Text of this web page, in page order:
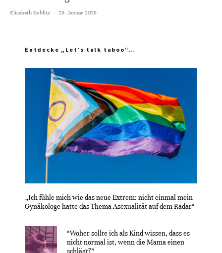
Elisabeth Koblitz · 29. Januar 2026
Entdecke „Let’s talk taboo“…
„Ich fühle mich wie das neue Extrem: nicht einmal mein
Gynäkologe hatte das Thema Asexualität auf dem Radar“
“Woher sollte ich als Kind wissen, dass es
nicht normal ist, wenn die Mama einen
schlägt?”